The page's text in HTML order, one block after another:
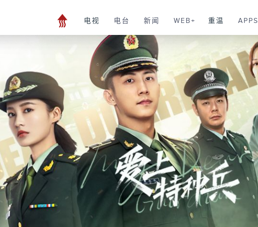
电视 电台 新闻 WEB+ 重温 APPS